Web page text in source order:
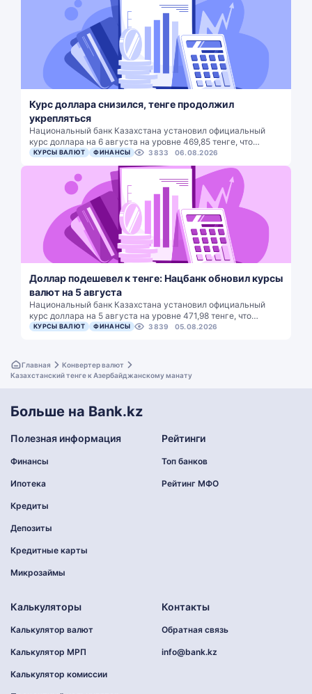
Курс доллара снизился, тенге продолжил
укрепляться
Национальный банк Казахстана установил официальный
курс доллара на 6 августа на уровне 469,85 тенге, что…
КУРСЫ ВАЛЮТ ФИНАНСЫ 3833 06.08.2026
Доллар подешевел к тенге: Нацбанк обновил курсы
валют на 5 августа
Национальный банк Казахстана установил официальный
курс доллара на 5 августа на уровне 471,98 тенге, что…
КУРСЫ ВАЛЮТ ФИНАНСЫ 3839 05.08.2026
Главная
Конвертер валют
Казахстанский тенге к Азербайджанскому манату
Больше на Bank.kz
Полезная информация
Финансы
Ипотека
Кредиты
Депозиты
Кредитные карты
Микрозаймы
Рейтинги
Топ банков
Рейтинг МФО
Калькуляторы
Калькулятор валют
Калькулятор МРП
Калькулятор комиссии
Контакты
Обратная связь
info@bank.kz